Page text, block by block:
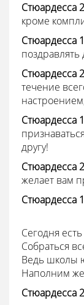
Стюардесса
кроме
Стюардесса
Стюардесса
течение
Стюардесса
другу!
Стюардесса
желает вам
Стюардесса 1
Сегодня
Собраться
Ведь школы
Наполним
Стюардесса